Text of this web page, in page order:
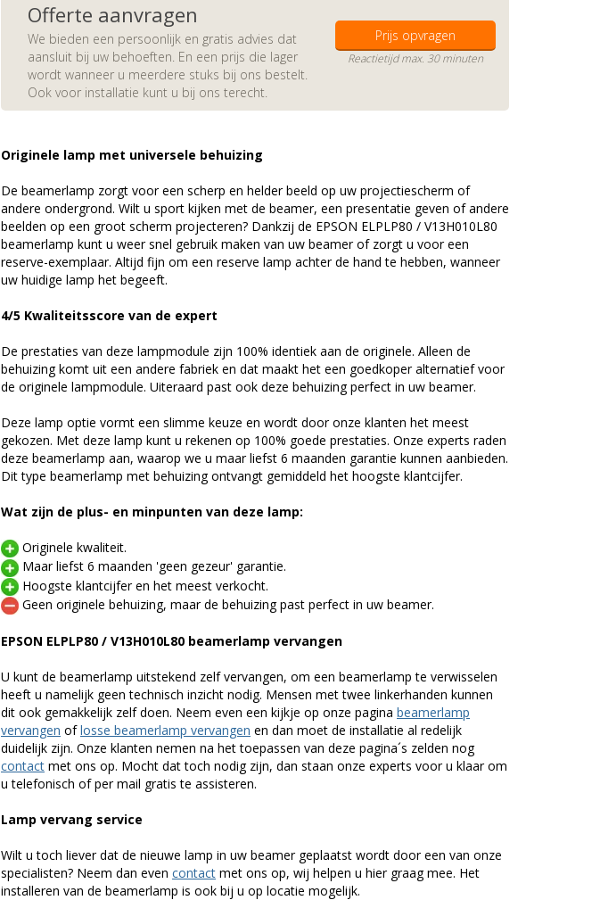
Offerte aanvragen
We bieden een persoonlijk en gratis advies dat
aansluit bij uw behoeften. En een prijs die lager
wordt wanneer u meerdere stuks bij ons bestelt.
Ook voor installatie kunt u bij ons terecht.
Prijs opvragen
Reactietijd max. 30 minuten
Originele lamp met universele behuizing
De beamerlamp zorgt voor een scherp en helder beeld op uw projectiescherm of
andere ondergrond. Wilt u sport kijken met de beamer, een presentatie geven of andere
beelden op een groot scherm projecteren? Dankzij de EPSON ELPLP80 / V13H010L80
beamerlamp kunt u weer snel gebruik maken van uw beamer of zorgt u voor een
reserve-exemplaar. Altijd fijn om een reserve lamp achter de hand te hebben, wanneer
uw huidige lamp het begeeft.
4/5 Kwaliteitsscore van de expert
De prestaties van deze lampmodule zijn 100% identiek aan de originele. Alleen de
behuizing komt uit een andere fabriek en dat maakt het een goedkoper alternatief voor
de originele lampmodule. Uiteraard past ook deze behuizing perfect in uw beamer.
Deze lamp optie vormt een slimme keuze en wordt door onze klanten het meest
gekozen. Met deze lamp kunt u rekenen op 100% goede prestaties. Onze experts raden
deze beamerlamp aan, waarop we u maar liefst 6 maanden garantie kunnen aanbieden.
Dit type beamerlamp met behuizing ontvangt gemiddeld het hoogste klantcijfer.
Wat zijn de plus- en minpunten van deze lamp:
Originele kwaliteit.
Maar liefst 6 maanden 'geen gezeur' garantie.
Hoogste klantcijfer en het meest verkocht.
Geen originele behuizing, maar de behuizing past perfect in uw beamer.
EPSON ELPLP80 / V13H010L80 beamerlamp vervangen
U kunt de beamerlamp uitstekend zelf vervangen, om een beamerlamp te verwisselen
heeft u namelijk geen technisch inzicht nodig. Mensen met twee linkerhanden kunnen
dit ook gemakkelijk zelf doen. Neem even een kijkje op onze pagina beamerlamp
vervangen oflosse beamerlamp vervangen en dan moet de installatie al redelijk
duidelijk zijn. Onze klanten nemen na het toepassen van deze pagina´s zelden nog
contact met ons op. Mocht dat toch nodig zijn, dan staan onze experts voor u klaar om
u telefonisch of per mail gratis te assisteren.
Lamp vervang service
Wilt u toch liever dat de nieuwe lamp in uw beamer geplaatst wordt door een van onze
specialisten? Neem dan even contact met ons op, wij helpen u hier graag mee. Het
installeren van de beamerlamp is ook bij u op locatie mogelijk.